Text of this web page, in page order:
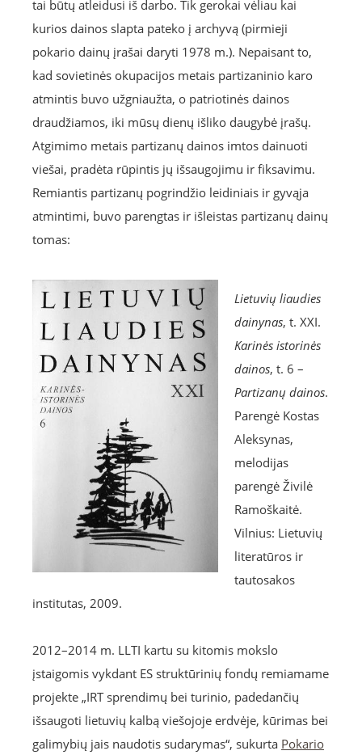
tai būtų atleidusi iš darbo. Tik gerokai vėliau kai
kurios dainos slapta pateko į archyvą (pirmieji
pokario dainų įrašai daryti 1978 m.). Nepaisant to,
kad sovietinės okupacijos metais partizaninio karo
atmintis buvo užgniaužta, o patriotinės dainos
draudžiamos, iki mūsų dienų išliko daugybė įrašų.
Atgimimo metais partizanų dainos imtos dainuoti
viešai, pradėta rūpintis jų išsaugojimu ir fiksavimu.
Remiantis partizanų pogrindžio leidiniais ir gyvąja
atmintimi, buvo parengtas ir išleistas partizanų dainų
tomas:
Lietuvių liaudies
dainynas, t. XXI.
Karinės istorinės
dainos, t. 6 –
Partizanų dainos.
Parengė Kostas
Aleksynas,
melodijas
parengė Živilė
Ramoškaitė.
Vilnius: Lietuvių
literatūros ir
tautosakos
institutas, 2009.
2012–2014 m. LLTI kartu su kitomis mokslo
įstaigomis vykdant ES struktūrinių fondų remiamame
projekte „IRT sprendimų bei turinio, padedančių
išsaugoti lietuvių kalbą viešojoje erdvėje, kūrimas bei
galimybių jais naudotis sudarymas“, sukurta Pokario